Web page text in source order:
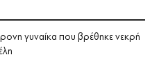
γυναίκα που βρέθηκε νεκρή